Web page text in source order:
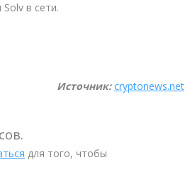
в сети.
Источник: cryptonews.net
для того, чтобы